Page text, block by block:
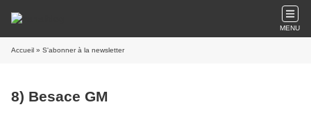
MENU
Accueil » S'abonner à la newsletter
8) Besace GM